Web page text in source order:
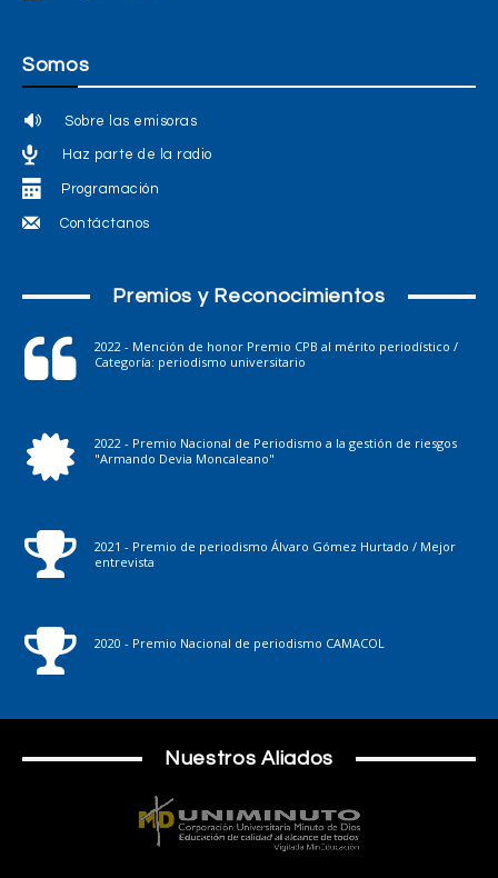
Somos
Sobre las emisoras
Haz parte de la radio
Programación
Contáctanos
Premios y Reconocimientos
2022 - Mención de honor Premio CPB al mérito periodístico /
Categoría: periodismo universitario
2022 - Premio Nacional de Periodismo a la gestión de riesgos
"Armando Devia Moncaleano"
2021 - Premio de periodismo Álvaro Gómez Hurtado / Mejor
entrevista
2020 - Premio Nacional de periodismo CAMACOL
Nuestros Aliados